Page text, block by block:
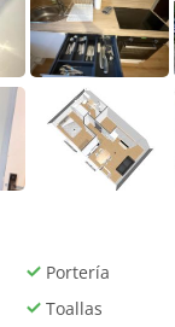
Portería
Toallas